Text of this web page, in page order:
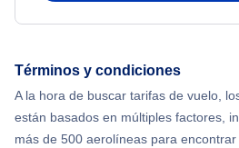
Flights from Nueva York to Hong
Términos y condiciones
A la hora de buscar tarifas de vuelo,
están basados en múltiples factores,
más de 500 aerolíneas para